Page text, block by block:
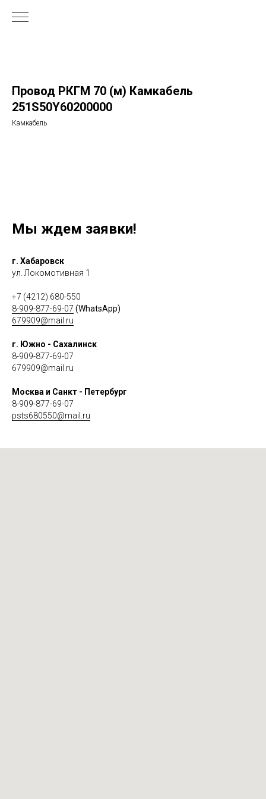
Провод РКГМ 70 (м) Камкабель
251S50Y60200000
Камкабель
Мы ждем заявки!
г. Хабаровск
ул. Локомотивная 1
+7 (4212) 680-550
8-909-877-69-07 (WhatsApp)
679909@mail.ru
г. Южно - Сахалинск
8-909-877-69-07
679909@mail.ru
Москва и Санкт - Петербург
8-909-877-69-07
psts680550@mail.ru